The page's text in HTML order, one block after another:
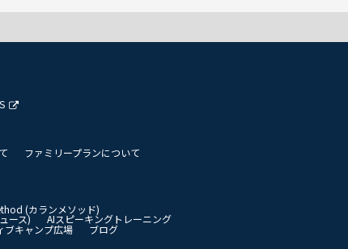
ファミリープランについて
(カランメソッド)
ース)
AIスピーキングトレーニング
ブキャンプ広場 ブログ